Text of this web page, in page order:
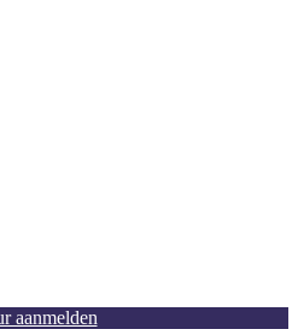
aanmelden